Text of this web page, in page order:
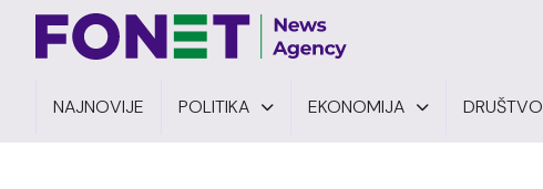
NAJNOVIJE POLITIKA EKONOMIJA DRUŠTVO